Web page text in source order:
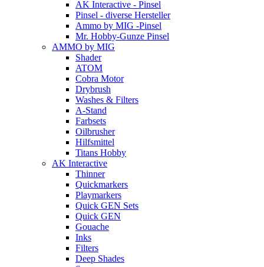
AK Interactive - Pinsel
Pinsel - diverse Hersteller
Ammo by MIG -Pinsel
Mr. Hobby-Gunze Pinsel
AMMO by MIG
Shader
ATOM
Cobra Motor
Drybrush
Washes & Filters
A-Stand
Farbsets
Oilbrusher
Hilfsmittel
Titans Hobby
AK Interactive
Thinner
Quickmarkers
Playmarkers
Quick GEN Sets
Quick GEN
Gouache
Inks
Filters
Deep Shades